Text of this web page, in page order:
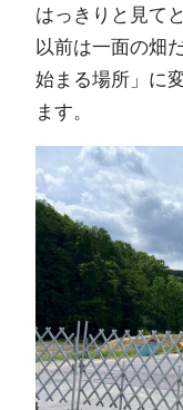
はっきりと見て
以前は一面の畑
始まる場所」に
ます。